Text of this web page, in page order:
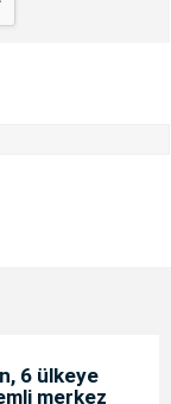
6 ülkeye
merkez